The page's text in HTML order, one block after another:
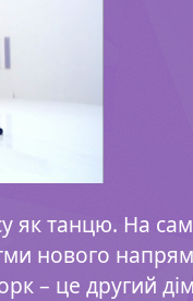
як танцю. На
нового
– це другий